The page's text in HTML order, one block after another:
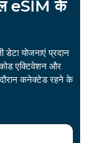
eSIM के
डेटा योजनाएं प्रदान
कोड एक्टिवेशन और
कनेक्टेड रहने के